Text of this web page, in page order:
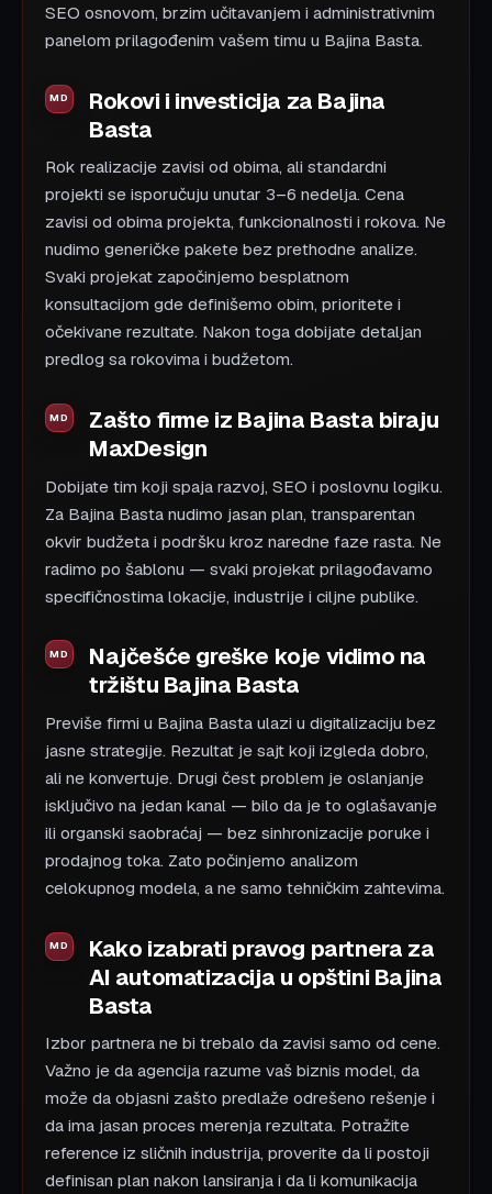
SEO osnovom, brzim učitavanjem i administrativnim
panelom prilagođenim vašem timu u Bajina Basta.
Rokovi i investicija za Bajina
Basta
Rok realizacije zavisi od obima, ali standardni
projekti se isporučuju unutar 3–6 nedelja. Cena
zavisi od obima projekta, funkcionalnosti i rokova. Ne
nudimo generičke pakete bez prethodne analize.
Svaki projekat započinjemo besplatnom
konsultacijom gde definišemo obim, prioritete i
očekivane rezultate. Nakon toga dobijate detaljan
predlog sa rokovima i budžetom.
Zašto firme iz Bajina Basta biraju
MaxDesign
Dobijate tim koji spaja razvoj, SEO i poslovnu logiku.
Za Bajina Basta nudimo jasan plan, transparentan
okvir budžeta i podršku kroz naredne faze rasta. Ne
radimo po šablonu — svaki projekat prilagođavamo
specifičnostima lokacije, industrije i ciljne publike.
Najčešće greške koje vidimo na
tržištu Bajina Basta
Previše firmi u Bajina Basta ulazi u digitalizaciju bez
jasne strategije. Rezultat je sajt koji izgleda dobro,
ali ne konvertuje. Drugi čest problem je oslanjanje
isključivo na jedan kanal — bilo da je to oglašavanje
ili organski saobraćaj — bez sinhronizacije poruke i
prodajnog toka. Zato počinjemo analizom
celokupnog modela, a ne samo tehničkim zahtevima.
Kako izabrati pravog partnera za
AI automatizacija u opštini Bajina
Basta
Izbor partnera ne bi trebalo da zavisi samo od cene.
Važno je da agencija razume vaš biznis model, da
može da objasni zašto predlaže odrešeno rešenje i
da ima jasan proces merenja rezultata. Potražite
reference iz sličnih industrija, proverite da li postoji
definisan plan nakon lansiranja i da li komunikacija